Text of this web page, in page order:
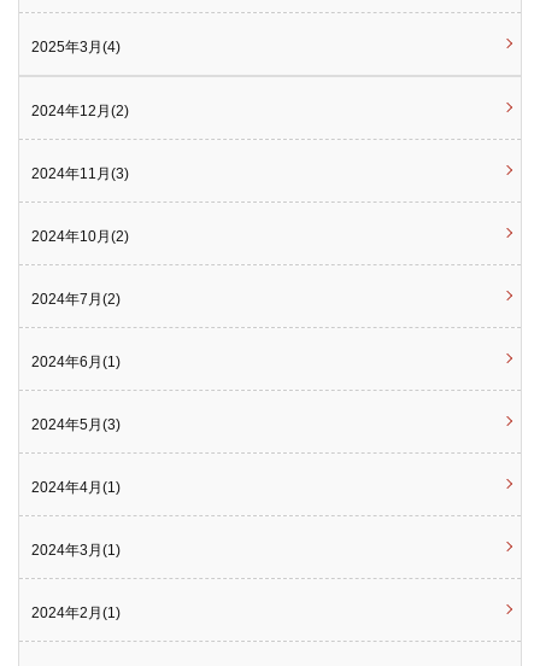
2025年3月(4)
2024年12月(2)
2024年11月(3)
2024年10月(2)
2024年7月(2)
2024年6月(1)
2024年5月(3)
2024年4月(1)
2024年3月(1)
2024年2月(1)